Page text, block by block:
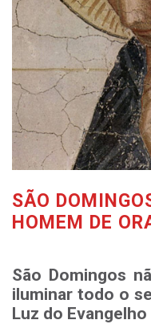
SÃO
HOMEM DE
São Domingos
iluminar todo o
Luz do Evangelho